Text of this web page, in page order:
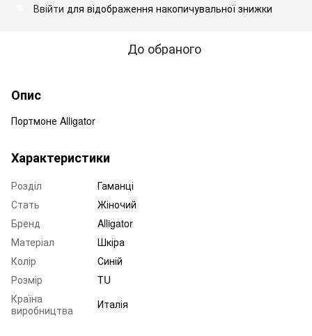
Ввійти для відображення накопичувальної знижки
До обраного
Опис
Портмоне Alligator
Характеристики
Розділ
Гаманці
Стать
Жіночий
Бренд
Alligator
Матеріал
Шкіра
Колір
Синій
Розмір
TU
Країна
виробництва
Италія